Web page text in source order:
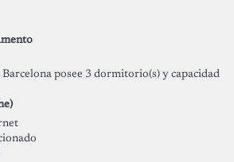
posee 3 dormitorio(s) y capacidad